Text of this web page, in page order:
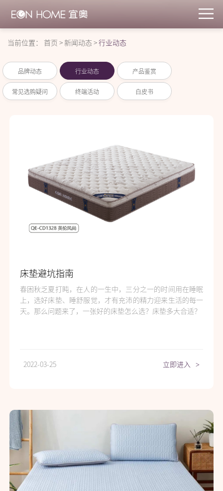
当前位置： 首页 >新闻动态 >行业动态
品牌动态 行业动态 产品鉴赏
常见选购疑问 终端活动 白皮书
床垫避坑指南
春困秋乏夏打盹，在人的一生中，三分之一的时间用在睡眠
上，选好床垫、睡舒服觉，才有充沛的精力迎来生活的每一
天。那么问题来了，一张好的床垫怎么选？床垫多大合适？
2022-03-25 立即进入 >